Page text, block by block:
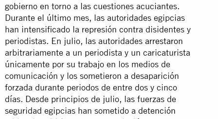
gobierno en torno a las cuestiones acuciantes.
Durante el último mes, las autoridades egipcias
han intensificado la represión contra disidentes y
periodistas. En julio, las autoridades arrestaron
arbitrariamente a un periodista y un caricaturista
únicamente por su trabajo en los medios de
comunicación y los sometieron a desaparición
forzada durante periodos de entre dos y cinco
días. Desde principios de julio, las fuerzas de
seguridad egipcias han sometido a detención